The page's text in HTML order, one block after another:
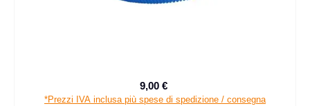
Prezzo di vendita:
9,00 €
*Prezzi IVA inclusa più spese di spedizione / consegna